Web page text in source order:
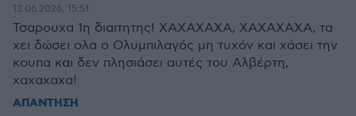
13.06.2026, 15:51
Τσαρουχα 1η διαιτητης! ΧΑΧΑΧΑΧΑ, ΧΑΧΑΧΑΧΑ, τα
χει δώσει ολα ο Ολυμπιλαγός μη τυχόν και χάσει την
κουπα και δεν πλησιάσει αυτές του Αλβέρτη,
χαχαχαχα!
ΑΠΑΝΤΗΣΗ